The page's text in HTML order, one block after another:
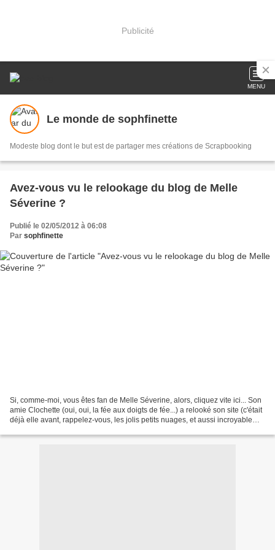
Publicité
MENU
Le monde de sophfinette
Modeste blog dont le but est de partager mes créations de Scrapbooking
Avez-vous vu le relookage du blog de Melle
Séverine ?
Publié le 02/05/2012 à 06:08
Par sophfinette
Si, comme-moi, vous êtes fan de Melle Séverine, alors, cliquez vite ici... Son
amie Clochette (oui, oui, la fée aux doigts de fée...) a relooké son site (c'était
déjà elle avant, rappelez-vous, les jolis petits nuages, et aussi incroyable